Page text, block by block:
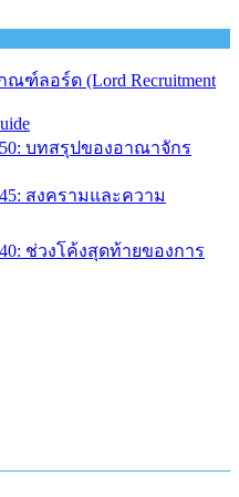
ณฑ์ลอร์ด (Lord Recruitment
50: บทสรุปของอาณาจักร
45: สงครามและความ
40: ช่วงโค้งสุดท้ายของการ